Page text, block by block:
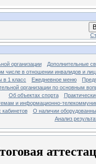
организации
Дополнительные
числе в отношении инвалидов и
в 1 класс Ежедневное меню
организации по основным
Об объектах спорта
и информационно-
О наличии
Анализ